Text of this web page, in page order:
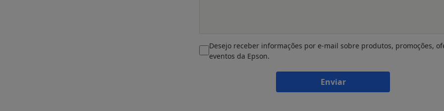
Desejo receber informações por e-mail sobre produtos, promoções,
eventos da Epson.
Enviar